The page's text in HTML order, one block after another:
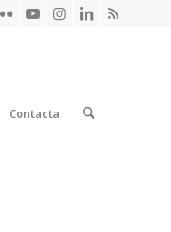
Contacta